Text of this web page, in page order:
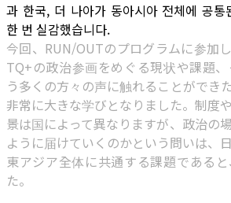
과 한국, 더 나아가 동아시아 전체에 공통
한 번 실감했습니다.
今回、RUN/OUTのプログラムに参加
TQ+の政治参画をめぐる現状や課題
う多くの方々の声に触れることができ
非常に大きな学びとなりました。制度
景は国によって異なりますが、政治の
ように届けていくのかという問いは、
東アジア全体に共通する課題である
た。